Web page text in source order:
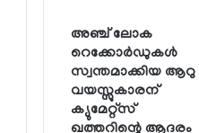
അഞ്ച് ലോക
റെക്കോര്‍ഡുകള്‍
സ്വന്തമാക്കിയ ആറു
വയസ്സുകാരന്
ക്യുമേറ്റ്‌സ്
ഖത്തറിന്റെ ആദരം